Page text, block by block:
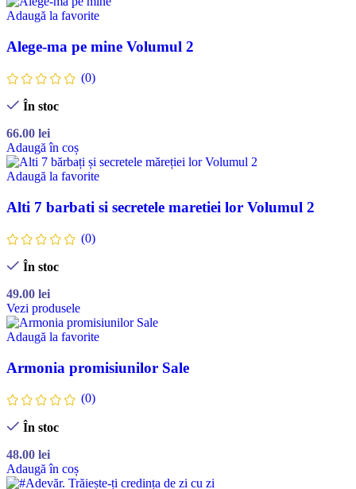
Adaugă la favorite
Alege-ma pe mine Volumul 2
(0)
În stoc
66.00 lei
Adaugă în coș
Adaugă la favorite
Alti 7 barbati si secretele maretiei lor Volumul 2
(0)
În stoc
49.00 lei
Vezi produsele
Adaugă la favorite
Armonia promisiunilor Sale
(0)
În stoc
48.00 lei
Adaugă în coș